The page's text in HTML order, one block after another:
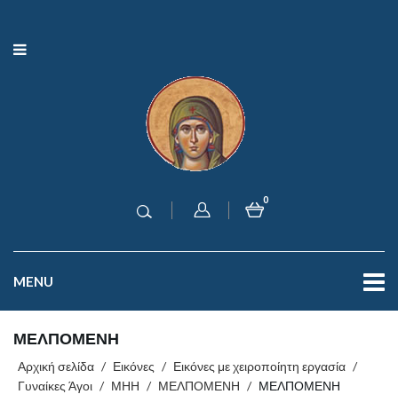
0
MENU
ΜΕΛΠΟΜΕΝΗ
Αρχική σελίδα / Εικόνες / Εικόνες με χειροποίητη εργασία /
Γυναίκες Άγοι / ΜΗΗ / ΜΕΛΠΟΜΕΝΗ / ΜΕΛΠΟΜΕΝΗ